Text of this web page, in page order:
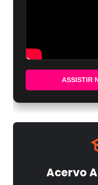
ASSISTIR
Acervo